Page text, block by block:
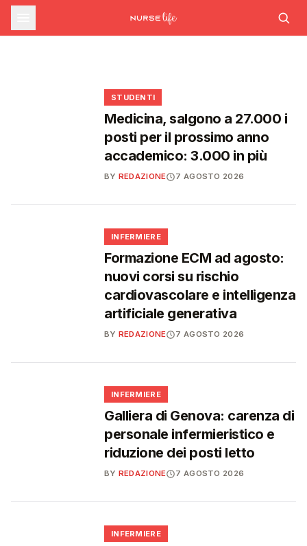
sfide che decideranno il futuro del
Ssn
Decreto PA e sanità: nuovo commissario per
le scorte Covid, liste d'attesa al Siveas e
INFERMIERE
Decreto PA: nuove regole per scorte Covid,
STUDENTI
Medicina, salgono a 27.000 i
posti per il prossimo anno
accademico: 3.000 in più
BY REDAZIONE 7 AGOSTO 2026
INFERMIERE
Formazione ECM ad agosto:
nuovi corsi su rischio
cardiovascolare e intelligenza
artificiale generativa
BY REDAZIONE 7 AGOSTO 2026
INFERMIERE
Galliera di Genova: carenza di
personale infermieristico e
riduzione dei posti letto
BY REDAZIONE 7 AGOSTO 2026
INFERMIERE